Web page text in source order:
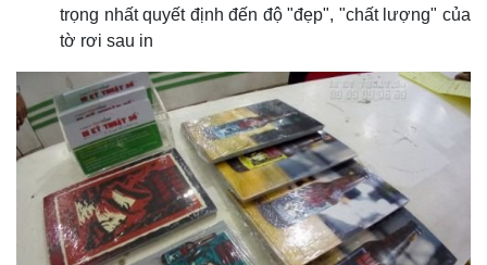
trọng nhất quyết định đến độ "đẹp", "chất lượng" của
tờ rơi sau in